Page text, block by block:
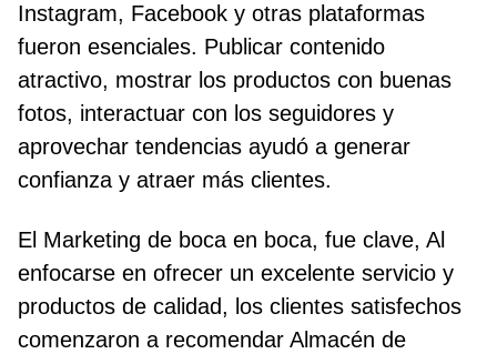
Instagram, Facebook y otras plataformas
fueron esenciales. Publicar contenido
atractivo, mostrar los productos con buenas
fotos, interactuar con los seguidores y
aprovechar tendencias ayudó a generar
confianza y atraer más clientes.
El Marketing de boca en boca, fue clave, Al
enfocarse en ofrecer un excelente servicio y
productos de calidad, los clientes satisfechos
comenzaron a recomendar Almacén de